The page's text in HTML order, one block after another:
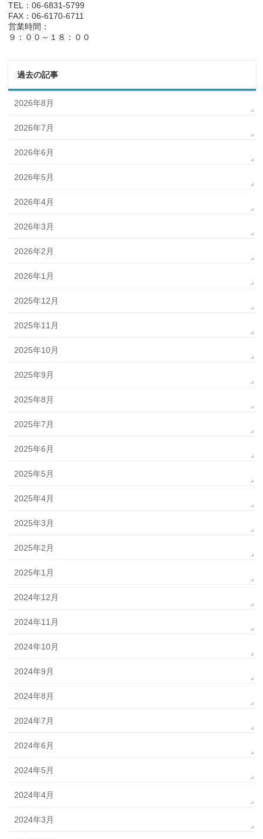
TEL：06-6831-5799
FAX：06-6170-6711
営業時間：
９：００～１８：００
過去の記事
2026年8月
2026年7月
2026年6月
2026年5月
2026年4月
2026年3月
2026年2月
2026年1月
2025年12月
2025年11月
2025年10月
2025年9月
2025年8月
2025年7月
2025年6月
2025年5月
2025年4月
2025年3月
2025年2月
2025年1月
2024年12月
2024年11月
2024年10月
2024年9月
2024年8月
2024年7月
2024年6月
2024年5月
2024年4月
2024年3月